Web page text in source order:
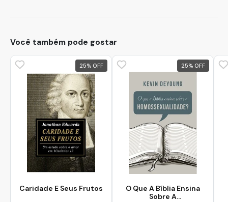
Você também pode gostar
25%
Caridade E Seus Frutos
25%
O Que A Bíblia Ensina
Sobre A